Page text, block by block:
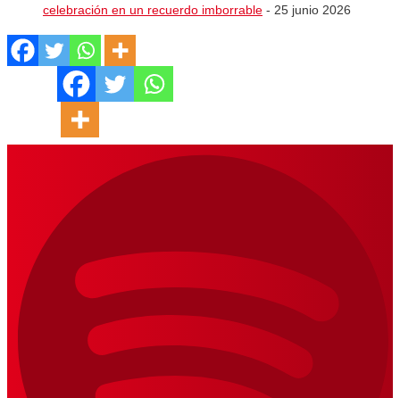
celebración en un recuerdo imborrable - 25 junio 2026